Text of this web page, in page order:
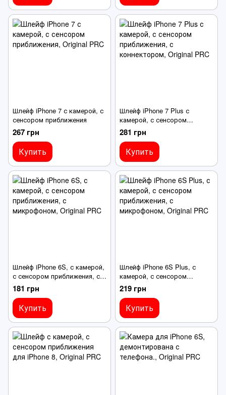
Шлейф iPhone 7 с камерой, с
сенсором приближения
267 грн
Купить
Шлейф iPhone 7 Plus с
камерой, с сенсором
приближения, с коннектором
281 грн
Купить
Шлейф iPhone 6S, с камерой,
с сенсором приближения, с
микрофоном
181 грн
Купить
Шлейф iPhone 6S Plus, с
камерой, с сенсором
приближения, с микрофоном
219 грн
Купить